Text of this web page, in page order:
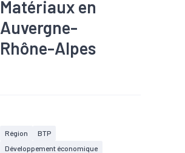
Matériaux en
Auvergne-
Rhône-Alpes
#Travaux publics
Région
BTP
Développement économique